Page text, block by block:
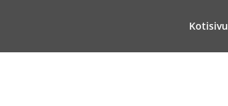
Kotisivu